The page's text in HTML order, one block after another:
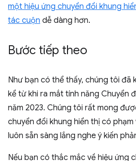
một hiệu ứng chuyển đổi khung
tác cuộn dễ dàng hơn.
Bước tiếp theo
Như bạn có thể thấy, chúng tôi đã
kể từ khi ra mắt tính năng Chuyển
năm 2023. Chúng tôi rất mong
chuyển đổi khung hiển thị có
luôn sẵn sàng lắng nghe ý kiến
Nếu bạn có thắc mắc về hiệu ứng